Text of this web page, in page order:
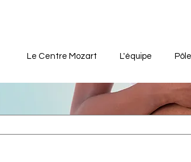
Le Centre Mozart L'équipe